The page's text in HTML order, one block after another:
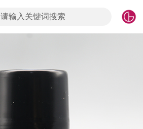
请输入关键词搜索
签到